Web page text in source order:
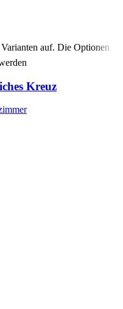
auf. Die Optionen
Kreuz